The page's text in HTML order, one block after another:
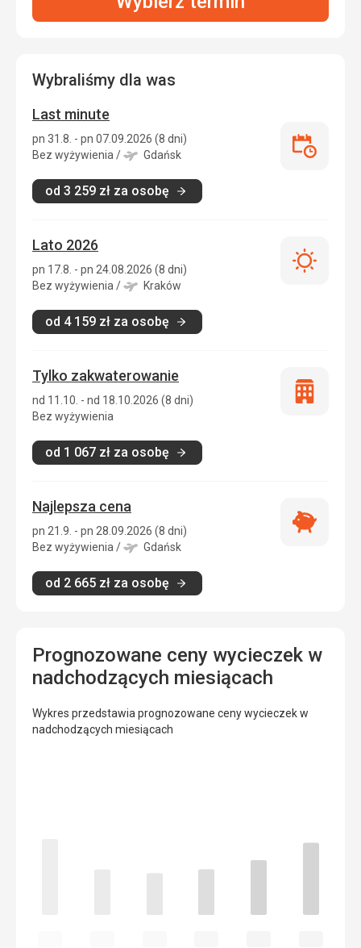
Wybraliśmy dla was
Last minute
pn 31.8. - pn 07.09.2026 (8 dni)
Bez wyżywienia/ Gdańsk
od 3 259 zł za osobę
Last
Lato 2026
pn 17.8. - pn 24.08.2026 (8 dni)
Bez wyżywienia/ Kraków
od 4 159 zł za osobę
Lato
Tylko zakwaterowanie
nd 11.10. - nd 18.10.2026 (8 dni)
Bez wyżywienia
od 1 067 zł za osobę
Tylko
Najlepsza cena
pn 21.9. - pn 28.09.2026 (8 dni)
Bez wyżywienia/ Gdańsk
od 2 665 zł za osobę
Najlepsza
Prognozowane ceny wycieczek w
nadchodzących miesiącach
Wykres przedstawia prognozowane ceny wycieczek w
nadchodzących miesiącach